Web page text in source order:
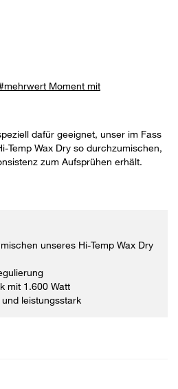
Moment mit
dafür geeignet, unser im Fass
Temp Wax Dry so durchzumischen,
zum Aufsprühen erhält.
unseres Hi-Temp Wax Dry
mit 1.600 Watt
leistungsstark